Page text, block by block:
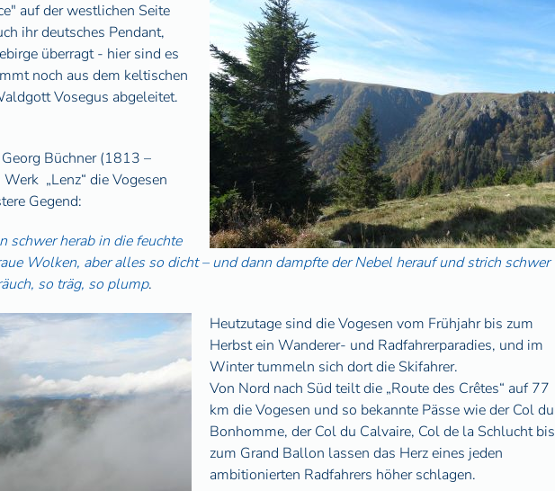
auf der westlichen Seite
ihr deutsches Pendant,
überragt - hier sind es
noch aus dem keltischen
Vosegus abgeleitet.
Büchner (1813 –
„Lenz“ die Vogesen
Gegend:
schwer herab in die feuchte
Wolken, aber alles so dicht – und dann dampfte der Nebel herauf und strich schwer
so träg, so plump.
Heutzutage sind die Vogesen vom Frühjahr bis zum
Herbst ein Wanderer- und Radfahrerparadies, und im
Winter tummeln sich dort die Skifahrer.
Von Nord nach Süd teilt die „Route des Crêtes“ auf 77
km die Vogesen und so bekannte Pässe wie der Col du
Bonhomme, der Col du Calvaire, Col de la Schlucht bis
zum Grand Ballon lassen das Herz eines jeden
ambitionierten Radfahrers höher schlagen.